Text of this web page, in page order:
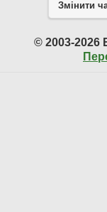
Змінити
© 2003-2026